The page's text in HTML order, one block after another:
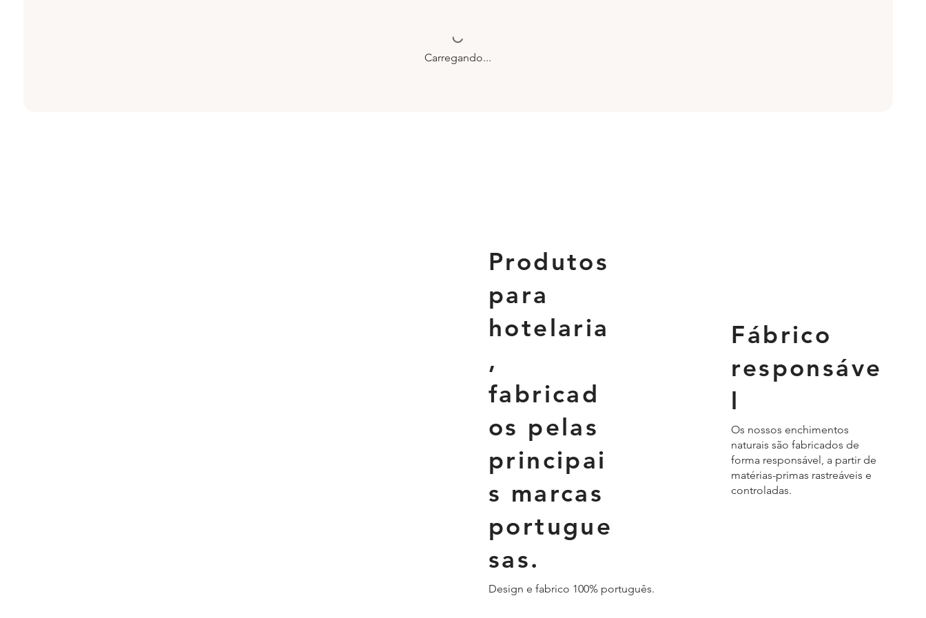
Carregando...
Produtos
para
hotelaria
,
fabricad
os pelas
principai
s marcas
portugue
sas.
Design e fabrico 100% português.
Fábrico
responsáve
l
Os nossos enchimentos
naturais são fabricados de
forma responsável, a partir de
matérias-primas rastreáveis e
controladas.